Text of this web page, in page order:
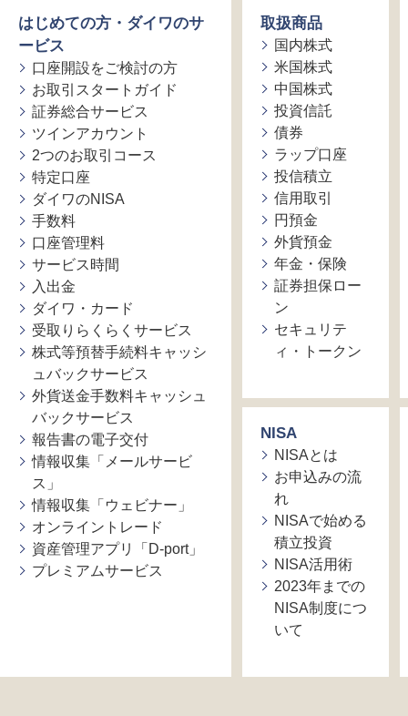
はじめての方・ダイワのサ
ービス
口座開設をご検討の方
お取引スタートガイド
証券総合サービス
ツインアカウント
2つのお取引コース
特定口座
ダイワのNISA
手数料
口座管理料
サービス時間
入出金
ダイワ・カード
受取りらくらくサービス
株式等預替手続料キャッシ
ュバックサービス
外貨送金手数料キャッシュ
バックサービス
報告書の電子交付
情報収集「メールサービ
ス」
情報収集「ウェビナー」
オンライントレード
資産管理アプリ「D-port」
プレミアムサービス
取扱商品
国内株式
米国株式
中国株式
投資信託
債券
ラップ口座
投信積立
信用取引
円預金
外貨預金
年金・保険
証券担保ロー
ン
セキュリテ
ィ・トークン
NISA
NISAとは
お申込みの流
れ
NISAで始める
積立投資
NISA活用術
2023年までの
NISA制度につ
いて